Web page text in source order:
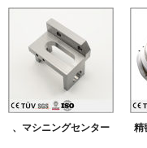
、マシニングセンター 精